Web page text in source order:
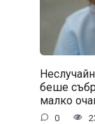
беше
малко
0